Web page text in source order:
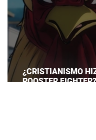
¿CRISTIANISMO
ROOSTER